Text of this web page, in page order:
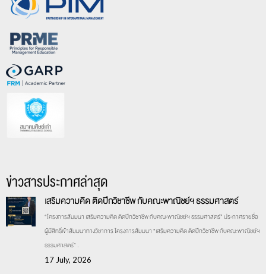
ข่าวสารประกาศล่าสุด
เสริมความคิด ติดปีกวิชาชีพ กับคณะพาณิชย์ฯ ธรรมศาสตร์
“โครงการสัมมนา เสริมความคิด ติดปีกวิชาชีพ กับคณะพาณิชย์ฯ ธรรมศาสตร์” ประกาศรายชื่อ
ผู้มีสิทธิ์เข้าสัมมนาทางวิชาการ โครงการสัมมนา “เสริมความคิด ติดปีกวิชาชีพ กับคณะพาณิชย์ฯ
ธรรมศาสตร์” .
17 July, 2026